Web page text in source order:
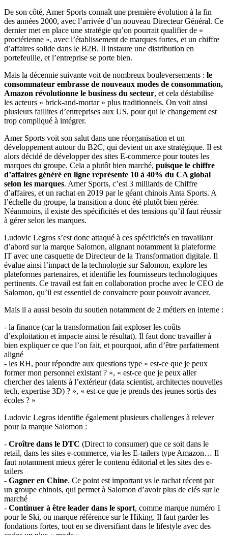
De son côté, Amer Sports connaît une première évolution à la fin
des années 2000, avec l’arrivée d’un nouveau Directeur Général. Ce
dernier met en place une stratégie qu’on pourrait qualifier de «
proctérienne », avec l’établissement de marques fortes, et un chiffre
d’affaires solide dans le B2B. Il instaure une distribution en
portefeuille, et l’entreprise se porte bien.
Mais la décennie suivante voit de nombreux bouleversements : le
consommateur embrasse de nouveaux modes de consommation,
Amazon révolutionne le business du secteur, et cela déstabilise
les acteurs « brick-and-mortar » plus traditionnels. On voit ainsi
plusieurs faillites d’entreprises aux US, pour qui le changement est
trop compliqué à intégrer.
Amer Sports voit son salut dans une réorganisation et un
développement autour du B2C, qui devient un axe stratégique. Il est
alors décidé de développer des sites E-commerce pour toutes les
marques du groupe. Cela a plutôt bien marché, puisque le chiffre
d’affaires généré en ligne représente 10 à 40% du CA global
selon les marques. Amer Sports, c’est 3 milliards de Chiffre
d’affaires, et un rachat en 2019 par le géant chinois Anta Sports. A
l’échelle du groupe, la transition a donc été plutôt bien gérée.
Néanmoins, il existe des spécificités et des tensions qu’il faut réussir
à gérer selon les marques.
Ludovic Legros s’est donc attaqué à ces spécificités en travaillant
d’abord sur la marque Salomon, alignant notamment la plateforme
IT avec une casquette de Directeur de la Transformation digitale. Il
évalue ainsi l’impact de la technologie sur Salomon, explore les
plateformes partenaires, et identifie les fournisseurs technologiques
pertinents. Ce travail est fait en collaboration proche avec le CEO de
Salomon, qu’il est essentiel de convaincre pour pouvoir avancer.
Mais il a aussi besoin du soutien notamment de 2 métiers en interne :
- la finance (car la transformation fait exploser les coûts
d’exploitation et impacte ainsi le résultat). Il faut donc travailler à
bien expliquer ce que l’on fait, et pourquoi, afin d’être parfaitement
aligné
- les RH, pour répondre aux questions type « est-ce que je peux
former mon personnel existant ? », « est-ce que je peux aller
chercher des talents à l’extérieur (data scientist, architectes nouvelles
tech, expertise 3D) ? », « est-ce que je prends des jeunes sortis des
écoles ? »
Ludovic Legros identifie également plusieurs challenges à relever
pour la marque Salomon :
- Croître dans le DTC (Direct to consumer) que ce soit dans le
retail, dans les sites e-commerce, via les E-tailers type Amazon… Il
faut notamment mieux gérer le contenu éditorial et les sites des e-
tailers
- Gagner en Chine. Ce point est important vs le rachat récent par
un groupe chinois, qui permet à Salomon d’avoir plus de clés sur le
marché
- Continuer à être leader dans le sport, comme marque numéro 1
pour le Ski, ou marque référence sur le Hiking. Il faut garder les
fondations fortes, tout en se diversifiant dans le lifestyle avec des